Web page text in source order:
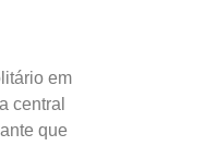
em
central
que